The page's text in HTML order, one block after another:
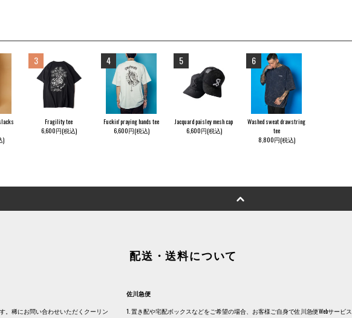
)
3
Fragility tee
6,600円(税込)
4
Fuckin' praying hands tee
6,600円(税込)
5
Jacquard paisley mesh cap
6,600円(税込)
6
Washed sweat drawstring
tee
8,800円(税込)
。稀にお問い合わせいただくクーリン
配送・送料について
佐川急便
1. 置き配や宅配ボックスなどをご希望の場合、お客様ご自身で佐川急便Webサービス